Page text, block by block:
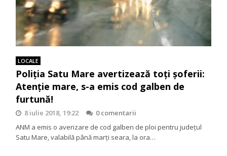
LOCALE
Poliția Satu Mare avertizează toți șoferii:
Atenție mare, s-a emis cod galben de
furtună!
8 iulie 2018, 19:22
0 comentarii
ANM a emis o averizare de cod galben de ploi pentru judeţul
Satu Mare, valabilă până marți seara, la ora…